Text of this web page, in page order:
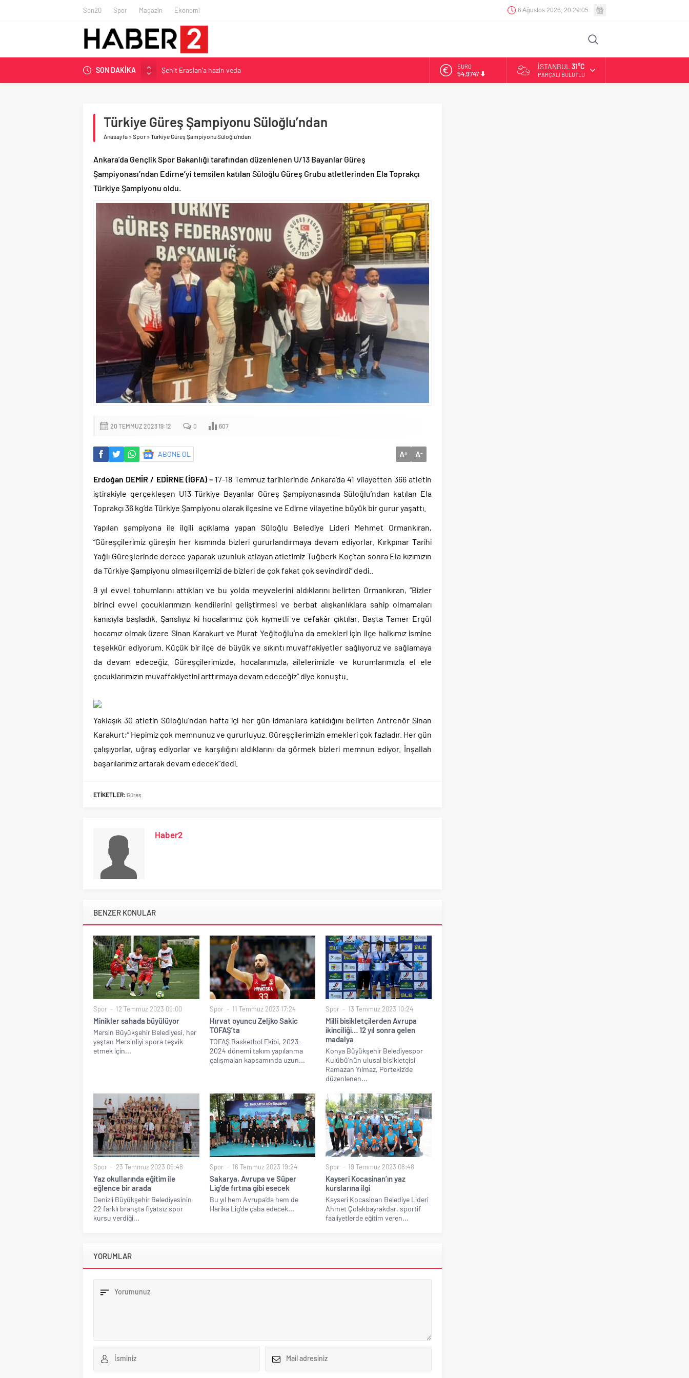
Son20 Spor Magazin Ekonomi 6 Ağustos 2026, 20:29:06
SON DAKİKA
Şehit Eraslan’a hazin veda
Toprak Razgatlıoğlu Çekya’da ikinci oldu
Malatya’da Bakırcılar Çarşısı’na ilk kazma
İzmit Belediyesi’nden Tepeköy’de asfalt mesaisi
EURO
54,9747
İSTANBUL 31°C
PARÇALI BULUTLU
Türkiye Güreş Şampiyonu Süloğlu’ndan
Anasayfa »Spor »Türkiye Güreş Şampiyonu Süloğlu’ndan
Ankara’da Gençlik Spor Bakanlığı tarafından düzenlenen U/13 Bayanlar Güreş
Şampiyonası’ndan Edirne’yi temsilen katılan Süloğlu Güreş Grubu atletlerinden Ela Toprakçı
Türkiye Şampiyonu oldu.
20 TEMMUZ 2023 19:12 0 607
ABONE OL A+ A-
Erdoğan DEMİR / EDİRNE (İGFA) – 17-18 Temmuz tarihlerinde Ankara’da 41 vilayetten 366 atletin
iştirakiyle gerçekleşen U13 Türkiye Bayanlar Güreş Şampiyonasında Süloğlu’ndan katılan Ela
Toprakçı 36 kg’da Türkiye Şampiyonu olarak ilçesine ve Edirne vilayetine büyük bir gurur yaşattı.
Yapılan şampiyona ile ilgili açıklama yapan Süloğlu Belediye Lideri Mehmet Ormankıran,
“Güreşçilerimiz güreşin her kısmında bizleri gururlandırmaya devam ediyorlar. Kırkpınar Tarihi
Yağlı Güreşlerinde derece yaparak uzunluk atlayan atletimiz Tuğberk Koç’tan sonra Ela kızımızın
da Türkiye Şampiyonu olması ilçemizi de bizleri de çok fakat çok sevindirdi” dedi..
9 yıl evvel tohumlarını attıkları ve bu yolda meyvelerini aldıklarını belirten Ormankıran, “Bizler
birinci evvel çocuklarımızın kendilerini geliştirmesi ve berbat alışkanlıklara sahip olmamaları
kanısıyla başladık. Şanslıyız ki hocalarımız çok kıymetli ve cefakâr çıktılar. Başta Tamer Ergül
hocamız olmak üzere Sinan Karakurt ve Murat Yeğitoğlu’na da emekleri için ilçe halkımız ismine
teşekkür ediyorum. Küçük bir ilçe de büyük ve sıkıntı muvaffakiyetler sağlıyoruz ve sağlamaya
da devam edeceğiz. Güreşçilerimizde, hocalarımızla, ailelerimizle ve kurumlarımızla el ele
çocuklarımızın muvaffakiyetini arttırmaya devam edeceğiz” diye konuştu.
Yaklaşık 30 atletin Süloğlu’ndan hafta içi her gün idmanlara katıldığını belirten Antrenör Sinan
Karakurt;” Hepimiz çok memnunuz ve gururluyuz. Güreşçilerimizin emekleri çok fazladır. Her gün
çalışıyorlar, uğraş ediyorlar ve karşılığını aldıklarını da görmek bizleri memnun ediyor. İnşallah
başarılarımız artarak devam edecek”dedi.
ETİKETLER: Güreş
Haber2
BENZER KONULAR
Spor 12 Temmuz 2023 09:00
Minikler sahada büyülüyor
Mersin Büyükşehir Belediyesi, her
yaştan Mersinliyi spora teşvik
etmek için...
Spor 11 Temmuz 2023 17:24
Hırvat oyuncu Zeljko Sakic
TOFAŞ’ta
TOFAŞ Basketbol Ekibi, 2023-
2024 dönemi takım yapılanma
çalışmaları kapsamında uzun...
Spor 13 Temmuz 2023 10:24
Milli bisikletçilerden Avrupa
ikinciliği… 12 yıl sonra gelen
madalya
Konya Büyükşehir Belediyespor
Kulübü'nün ulusal bisikletçisi
Ramazan Yılmaz, Portekiz’de
düzenlenen...
Spor 23 Temmuz 2023 09:48
Yaz okullarında eğitim ile
eğlence bir arada
Denizli Büyükşehir Belediyesinin
22 farklı branşta fiyatsız spor
kursu verdiği...
Spor 16 Temmuz 2023 19:24
Sakarya, Avrupa ve Süper
Lig’de fırtına gibi esecek
Bu yıl hem Avrupa’da hem de
Harika Lig’de çaba edecek...
Spor 19 Temmuz 2023 08:48
Kayseri Kocasinan’ın yaz
kurslarına ilgi
Kayseri Kocasinan Belediye Lideri
Ahmet Çolakbayrakdar, sportif
faaliyetlerde eğitim veren...
YORUMLAR